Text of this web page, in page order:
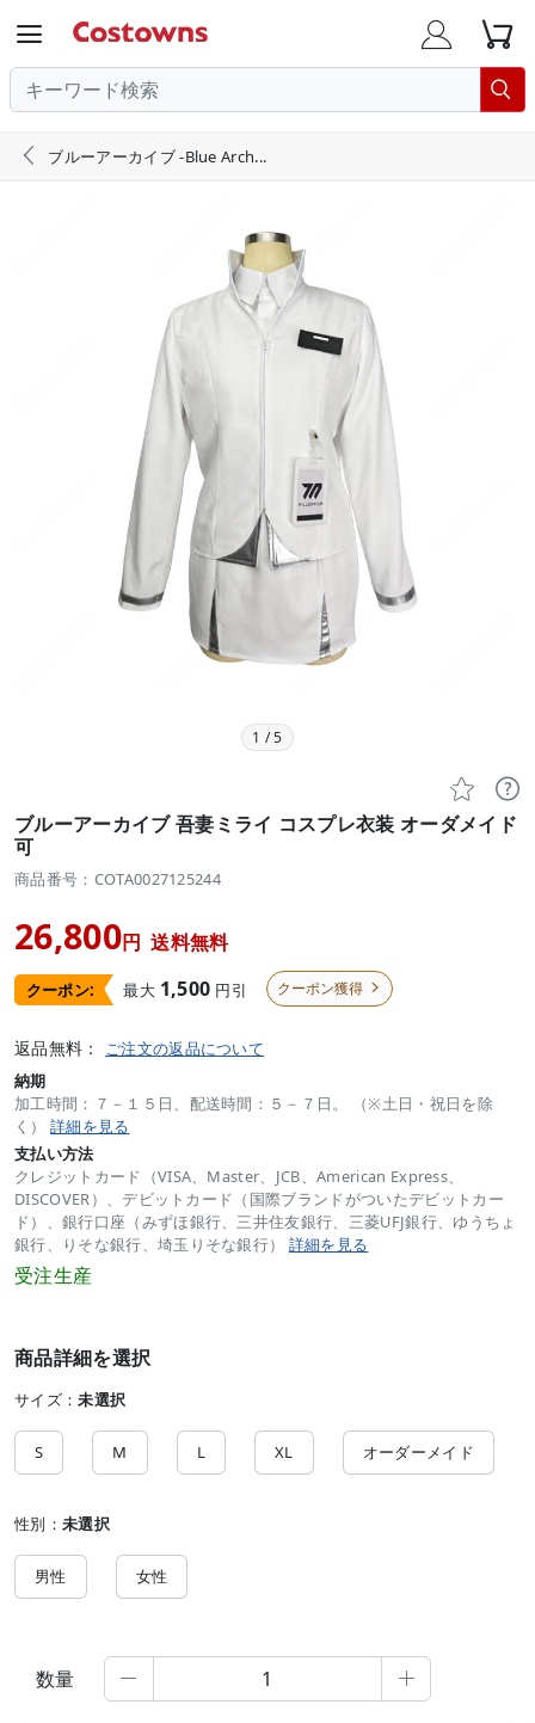
  

 ブルーアーカイブ -Blue Arch...
1 /5
 
ブルーアーカイブ 吾妻ミライ コスプレ衣装 オーダメイド
可
商品番号：COTA0027125244
26,800円 送料無料
クーポン: 最大 1,500 円引 クーポン獲得 
返品無料： ご注文の返品について
納期
加工時間：７－１５日、配送時間：５－７日。 （※土日・祝日を除
く） 詳細を見る
支払い方法
クレジットカード（VISA、Master、JCB、American Express、
DISCOVER）、デビットカード（国際ブランドがついたデビットカー
ド）、銀行口座（みずほ銀行、三井住友銀行、三菱UFJ銀行、ゆうちょ
銀行、りそな銀行、埼玉りそな銀行） 詳細を見る
受注生産
商品詳細を選択
サイズ：未選択
S M L XL オーダーメイド
性別： 未選択
男性 女性
数量  